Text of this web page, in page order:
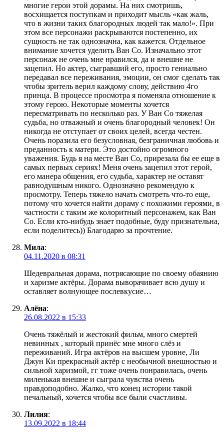
многие герои этой дорамы. На них смотришь,
восхищается поступкам и приходит мысль «как жаль,
что в жизни таких благородных людей так мало!». При
этом все персонажи раскрываются постепенно, их
сущность не так однозначна, как кажется. Отдельное
внимание хочется уделить Ван Со. Изначально этот
персонаж не очень мне нравился, да и внешне не
зацепил. Но актер, сыгравший его, просто гениально
передавал все переживания, эмоции, он смог сделать так
чтобы зритель верил каждому слову, действию 4го
принца. В процессе просмотра я поменяла отношение к
этому герою. Некоторые моменты хочется
пересматривать по несколько раз. У Ван Со тяжелая
судьба, но отважный и очень благородный человек! Он
никогда не отступает от своих целей, всегда честен.
Очень поразила его безусловная, безграничная любовь и
преданность к матери. Это достойно огромного
уважения. Будь я на месте Ван Со, прирезала бы ее еще в
самых первых сериях! Меня очень зацепил этот герой,
его манера общения, его судьба, характер не оставят
равнодушным никого. Однозначно рекомендую к
просмотру. Теперь тяжело начать смотреть что-то еще,
потому что хочется найти дораму с похожими героями, в
частности с таким же колоритный персонажем, как Ван
Со. Если кто-нибудь знает подобные, буду признательна,
если поделитесь)) Благодарю за прочтение.
Мила:
04.11.2020 в 08:31
Шедевральная дорама, потрясающие по своему обаянию
и харизме актёры. Дорама выворачивает всю душу и
оставляет волнующее послевкусие…
Алёна:
26.08.2022 в 15:33
Очень тяжёлый и жестокий фильм, много смертей
невинных , который принёс мне много слёз и
переживаний. Игра актёров на высшем уровне, Ли
Джун Ки прекрасный актёр с необычной внешностью и
сильной харизмой, гг тоже очень понравилась, очень
миленькая внешне и сыграла чувства очень
правдоподобно. Жалко, что конец истории такой
печальный, хочется чтобы все были счастливы.
Лилия:
13.09.2022 в 18:44